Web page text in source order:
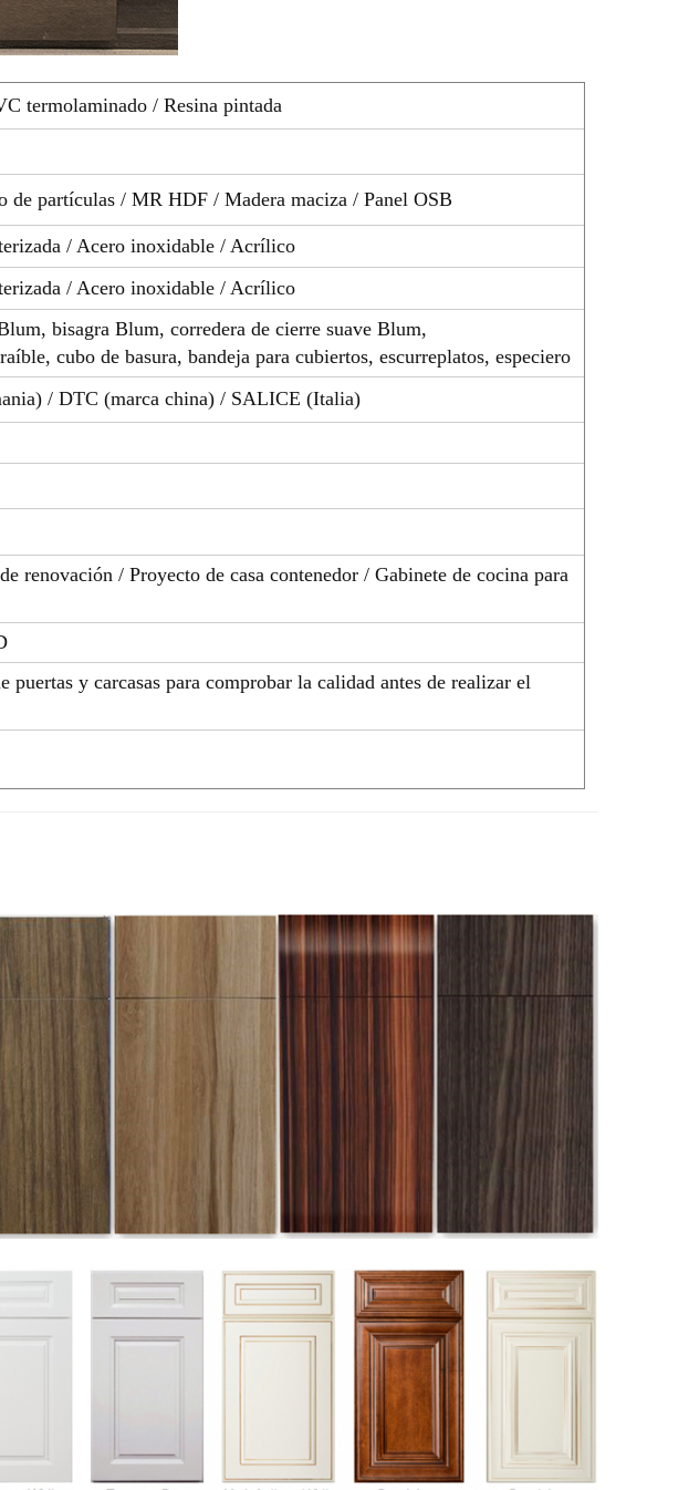
termolaminado / Resina pintada
de partículas / MR HDF / Madera maciza / Panel OSB
/ Acero inoxidable / Acrílico
/ Acero inoxidable / Acrílico
bisagra Blum, corredera de cierre suave Blum,
cubo de basura, bandeja para cubiertos, escurreplatos, especiero
/ DTC (marca china) / SALICE (Italia)
renovación / Proyecto de casa contenedor / Gabinete de cocina para
puertas y carcasas para comprobar la calidad antes de realizar el